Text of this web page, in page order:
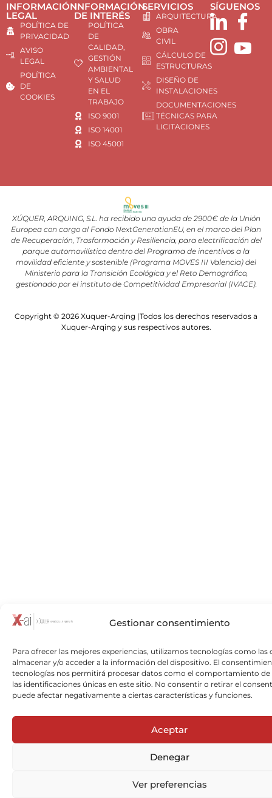
Gestionar consentimiento
Para ofrecer las mejores experiencias, utilizamos tecnologías como las
almacenar y/o acceder a la información del dispositivo. El
tecnologías nos permitirá procesar datos como el comportamiento de
las identificaciones únicas en este sitio. No consentir o retirar el
puede afectar negativamente a ciertas características y funciones.
Aceptar
Denegar
Ver preferencias
INFORMACIÓN
LEGAL
POLÍTICA DE
PRIVACIDAD
AVISO
LEGAL
POLÍTICA
DE
COOKIES
INFORMACIÓN
DE INTERÉS
POLÍTICA
DE
CALIDAD,
GESTIÓN
AMBIENTAL
Y SALUD
EN EL
TRABAJO
ISO 9001
ISO 14001
ISO 45001
SERVICIOS
ARQUITECTURA
OBRA
CIVIL
CÁLCULO DE
ESTRUCTURAS
DISEÑO DE
INSTALACIONES
DOCUMENTACIONES
TÉCNICAS PARA
LICITACIONES
SÍGUENOS
XÚQUER, ARQUING, S.L. ha recibido una ayuda de 2900€ de la Unión
Europea con cargo al Fondo NextGenerationEU, en el marco del Plan
de Recuperación, Trasformación y Resiliencia, para electrificación del
parque automovilístico dentro del Programa de incentivos a la
movilidad eficiente y sostenible (Programa MOVES III Valencia) del
Ministerio para la Transición Ecológica y el Reto Demográfico,
gestionado por el instituto de Competitividad Empresarial (IVACE).
Copyright © 2026 Xuquer-Arqing |Todos los derechos reservados a
Xuquer-Arqing y sus respectivos autores.